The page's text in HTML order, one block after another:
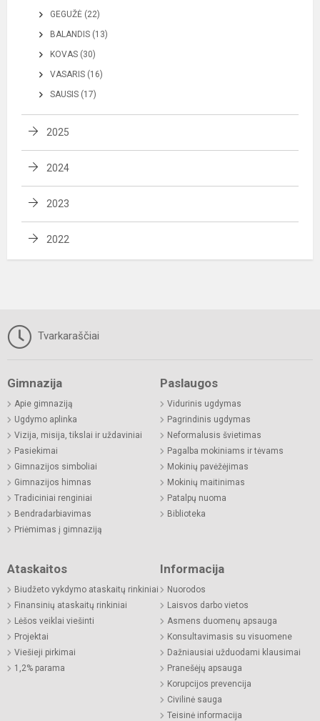
GEGUŽĖ (22)
BALANDIS (13)
KOVAS (30)
VASARIS (16)
SAUSIS (17)
2025
2024
2023
2022
Tvarkaraščiai
Gimnazija
Apie gimnaziją
Ugdymo aplinka
Vizija, misija, tikslai ir uždaviniai
Pasiekimai
Gimnazijos simboliai
Gimnazijos himnas
Tradiciniai renginiai
Bendradarbiavimas
Priėmimas į gimnaziją
Paslaugos
Vidurinis ugdymas
Pagrindinis ugdymas
Neformalusis švietimas
Pagalba mokiniams ir tėvams
Mokinių pavėžėjimas
Mokinių maitinimas
Patalpų nuoma
Biblioteka
Ataskaitos
Biudžeto vykdymo ataskaitų rinkiniai
Finansinių ataskaitų rinkiniai
Lėšos veiklai viešinti
Projektai
Viešieji pirkimai
1,2% parama
Informacija
Nuorodos
Laisvos darbo vietos
Asmens duomenų apsauga
Konsultavimasis su visuomene
Dažniausiai užduodami klausimai
Pranešėjų apsauga
Korupcijos prevencija
Civilinė sauga
Teisinė informacija